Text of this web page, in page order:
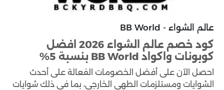
عالم الشواء - BB World
كود خصم عالم الشواء 2026 افضل
كوبونات واكواد BB World بنسبة 5%
احصل الآن على أفضل الخصومات الفعالة على أحدث
الشوايات ومستلزمات الطهي الخارجي، بما في ذلك شوايات